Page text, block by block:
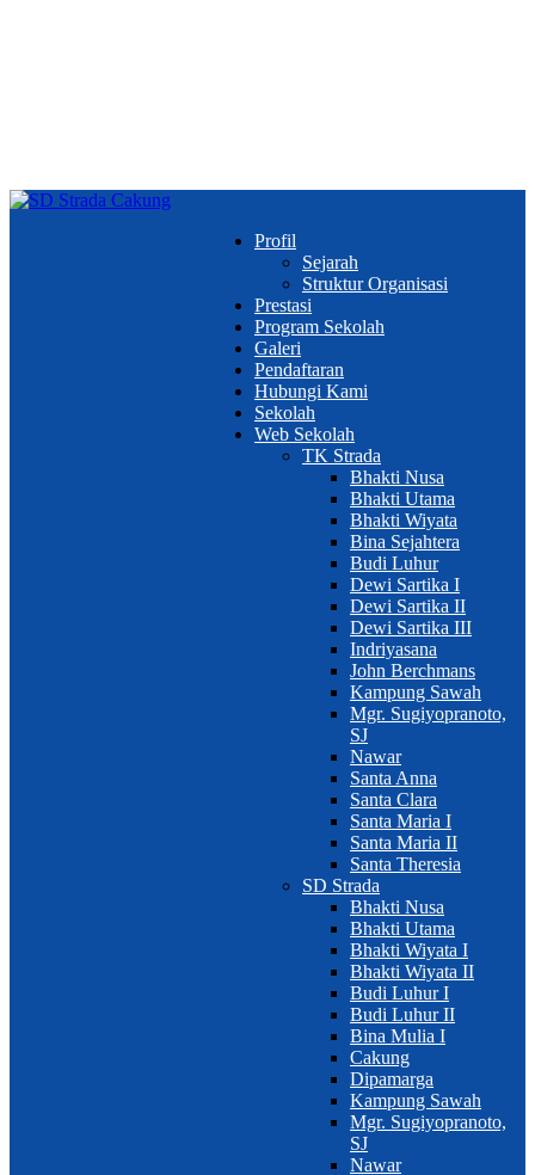
Profil
Sejarah
Struktur Organisasi
Prestasi
Program Sekolah
Galeri
Pendaftaran
Hubungi Kami
Sekolah
Web Sekolah
TK Strada
Bhakti Nusa
Bhakti Utama
Bhakti Wiyata
Bina Sejahtera
Budi Luhur
Dewi Sartika I
Dewi Sartika II
Dewi Sartika III
Indriyasana
John Berchmans
Kampung Sawah
Mgr. Sugiyopranoto,
SJ
Nawar
Santa Anna
Santa Clara
Santa Maria I
Santa Maria II
Santa Theresia
SD Strada
Bhakti Nusa
Bhakti Utama
Bhakti Wiyata I
Bhakti Wiyata II
Budi Luhur I
Budi Luhur II
Bina Mulia I
Cakung
Dipamarga
Kampung Sawah
Mgr. Sugiyopranoto,
SJ
Nawar